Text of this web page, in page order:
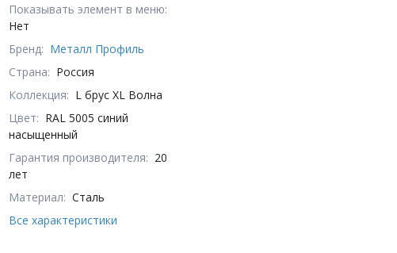
Показывать элемент в меню:
Нет
Бренд: Металл Профиль
Страна: Россия
Коллекция: L брус XL Волна
Цвет: RAL 5005 синий
насыщенный
Гарантия производителя: 20
лет
Материал: Сталь
Все характеристики